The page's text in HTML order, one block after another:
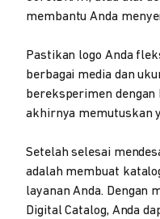
membantu Anda
Pastikan logo Anda
berbagai media dan
bereksperimen
akhirnya memutuskan
Setelah selesai
adalah membuat
layanan Anda. Dengan
Digital Catalog, Anda